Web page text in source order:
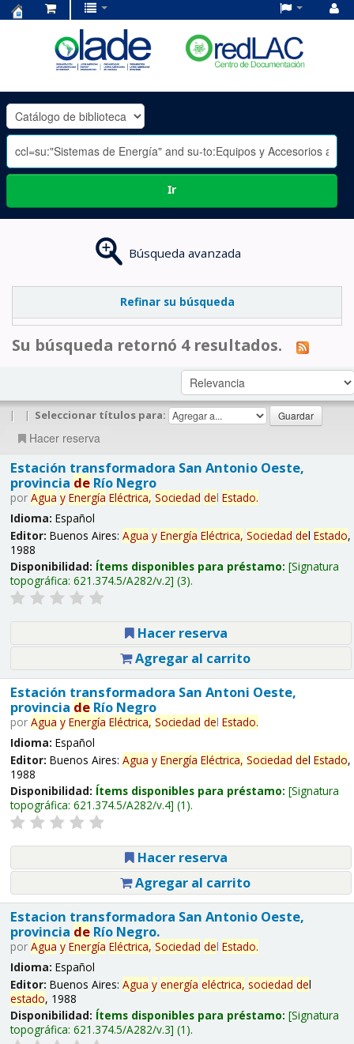
OLADE
-
Ir
Búsqueda avanzada
Refinar su búsqueda
Su búsqueda retornó 4 resultados.
| | Seleccionar títulos para:
Hacer reserva
Estación transformadora San Antonio Oeste,
provincia deRío Negro
por Agua y Energía Eléctrica, Sociedad del Estado.
Idioma: Español
Editor: Buenos Aires: Agua y Energía Eléctrica, Sociedad del Estado,
1988
Disponibilidad: Ítems disponibles para préstamo: Signatura
topográfica: 621.374.5/A282/v.2 (3).
Hacer reserva
Agregar al carrito
Estación transformadora San Antoni Oeste,
provincia deRío Negro
por Agua y Energía Eléctrica, Sociedad del Estado.
Idioma: Español
Editor: Buenos Aires: Agua y Energía Eléctrica, Sociedad del Estado,
1988
Disponibilidad: Ítems disponibles para préstamo: Signatura
topográfica: 621.374.5/A282/v.4 (1).
Hacer reserva
Agregar al carrito
Estacion transformadora San Antonio Oeste,
provincia deRío Negro.
por Agua y Energía Eléctrica, Sociedad del Estado.
Idioma: Español
Editor: Buenos Aires: Agua y energía eléctrica, sociedad del
estado, 1988
Disponibilidad: Ítems disponibles para préstamo: Signatura
topográfica: 621.374.5/A282/v.3 (1).